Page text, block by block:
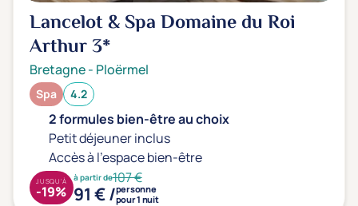
Lancelot & Spa Domaine du Roi
Arthur3*
Bretagne- Ploërmel
Spa 4.2
2 formules bien-être au choix
Petit déjeuner inclus
Accès à l'espace bien-être
à partir de107 €
91 € /personne
pour 1 nuit
JUSQU'À
-19%